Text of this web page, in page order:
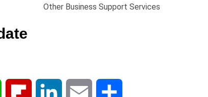
Other Business Support Services
WhatsApp Flipboard LinkedIn Email